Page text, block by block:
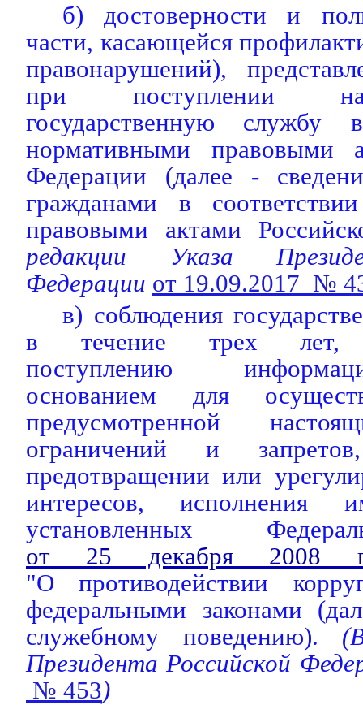
б) достоверности и
части, касающейся
правонарушений),
при поступлении
государственную службу
нормативными правовыми
Федерации (далее -
гражданами в
правовыми актами
редакции Указа
Федерации от 19.09.2017 №
в) соблюдения
в течение
трех лет,
поступлению
основанием для
предусмотренной
ограничений и
предотвращении или
интересов, исполнения
установленных
от 25 декабря
"О противодействии
федеральными законами
служебному поведению).
Президента Российской
№ 453)